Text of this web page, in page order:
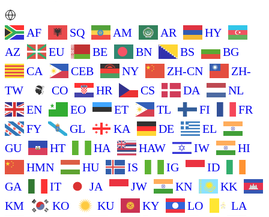
AF SQ AM AR
HY
AZ
EU BE BN BS
BG
CA
CEB NY ZH-CN
ZH-
TW
CO HR CS DA
NL
EN
EO ET TL FI
FR
FY
GL KA DE
EL
GU
HT HA HAW IW
HI
HMN
HU IS IG
ID
GA
IT JA JW KN
KK
KM
KO KU KY LO
LA